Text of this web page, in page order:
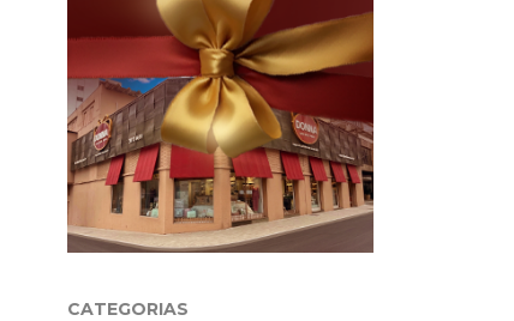
CATEGORIAS